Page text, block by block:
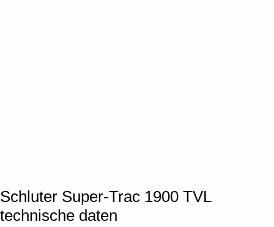
Schluter Super-Trac 1900 TVL
technische daten